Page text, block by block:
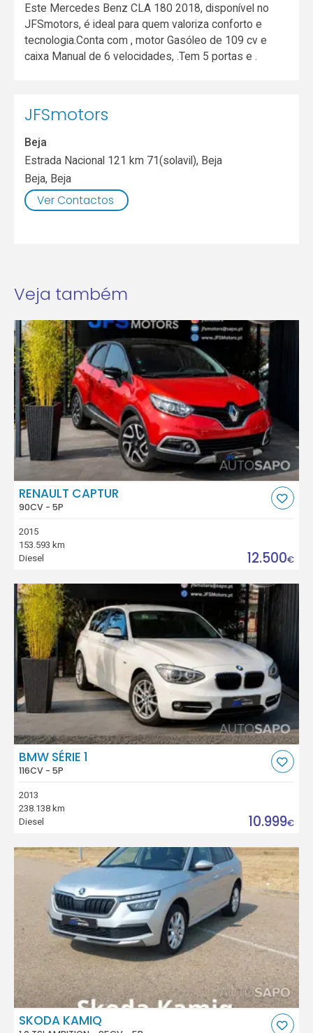
Este Mercedes Benz CLA 180 2018, disponível no
JFSmotors, é ideal para quem valoriza conforto e
tecnologia.Conta com , motor Gasóleo de 109 cv e
caixa Manual de 6 velocidades, .Tem 5 portas e .
JFSmotors
Beja
Estrada Nacional 121 km 71(solavil), Beja
Beja, Beja
Ver Contactos
Veja também
RENAULT CAPTUR
90CV - 5P
2015
153.593 km
Diesel
12.500€
BMW SÉRIE 1
116CV - 5P
2013
238.138 km
Diesel
10.999€
SKODA KAMIQ